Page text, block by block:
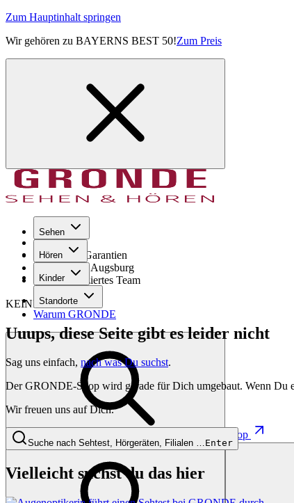
Zum Hauptinhalt springen
Wir gehören zu BAYERNS BEST 50!Zum Preis
Sehen
Hören
Kinder
Standorte
Warum GRONDE
Shop
Seit 1971
GRONDE Garantien
8× im Raum Augsburg
Hochqualifiziertes Team
KEINE SORGE!
Uuups, diese Seite gibt es leider nicht
Sag uns einfach, nach was Du suchst.
Der GRONDE-Shop wird gerade für Dich umgebaut. Wenn Du
Wir freuen uns auf Dich.
Suche nach Sehtest, Hörgeräten, Filialen …Enter
Vielleicht suchst du das hier